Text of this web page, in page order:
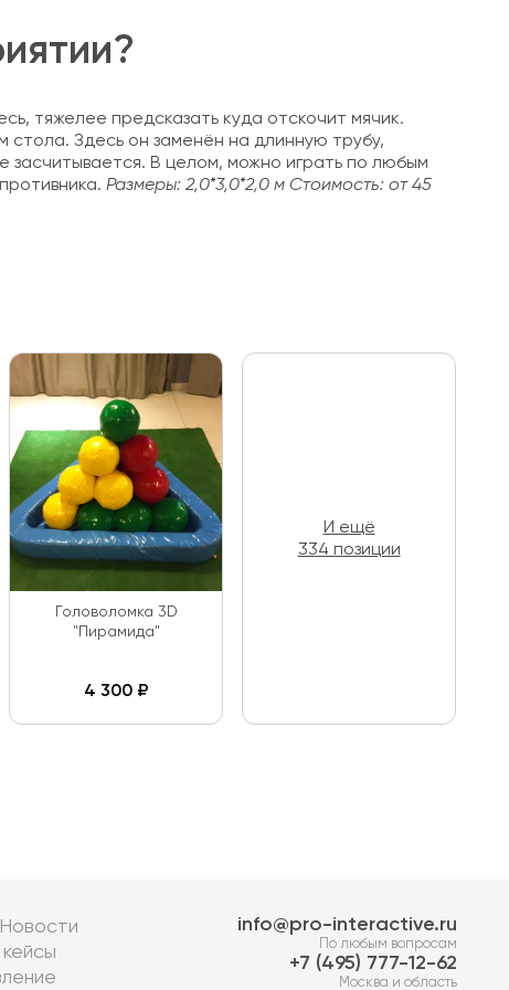
тяжелее предсказать куда отскочит мячик.
стола. Здесь он заменён на длинную трубу,
засчитывается. В целом, можно играть по любым
Размеры: 2,0*3,0*2,0 м Стоимость: от 45
Головоломка 3D
"Пирамида"
4 300₽
И ещё
334 позиции
info@pro-interactive.ru
По любым вопросам
7 (495) 777-12-62
Москва и область